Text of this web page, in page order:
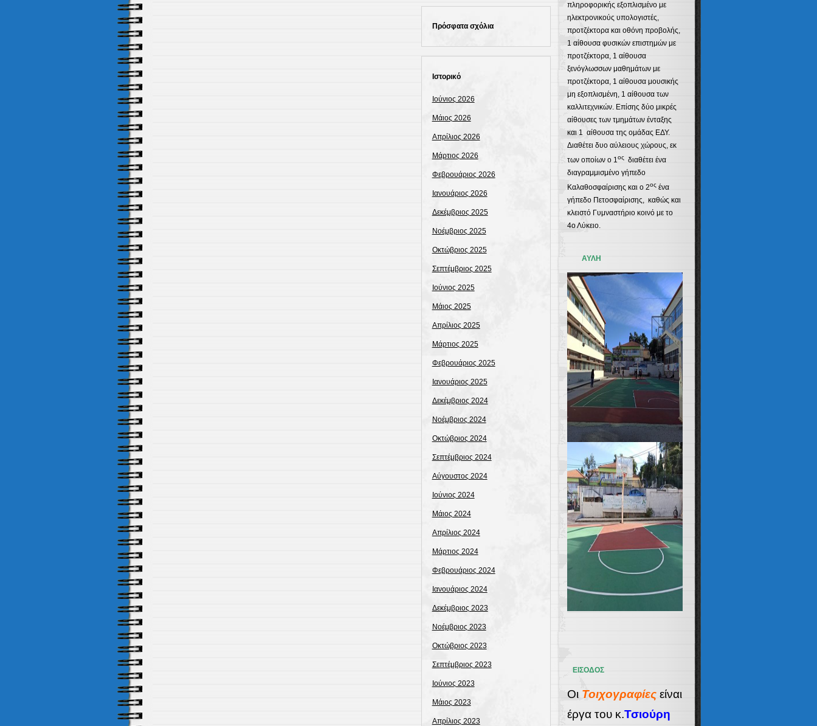
Πρόσφατα σχόλια
Ιστορικό
Ιούνιος 2026
Μάιος 2026
Απρίλιος 2026
Μάρτιος 2026
Φεβρουάριος 2026
Ιανουάριος 2026
Δεκέμβριος 2025
Νοέμβριος 2025
Οκτώβριος 2025
Σεπτέμβριος 2025
Ιούνιος 2025
Μάιος 2025
Απρίλιος 2025
Μάρτιος 2025
Φεβρουάριος 2025
Ιανουάριος 2025
Δεκέμβριος 2024
Νοέμβριος 2024
Οκτώβριος 2024
Σεπτέμβριος 2024
Αύγουστος 2024
Ιούνιος 2024
Μάιος 2024
Απρίλιος 2024
Μάρτιος 2024
Φεβρουάριος 2024
Ιανουάριος 2024
Δεκέμβριος 2023
Νοέμβριος 2023
Οκτώβριος 2023
Σεπτέμβριος 2023
Ιούνιος 2023
Μάιος 2023
Απρίλιος 2023
πληροφορικής εξοπλισμένο με
ηλεκτρονικούς υπολογιστές,
προτζέκτορα και οθόνη προβολής,
1 αίθουσα φυσικών επιστημών με
προτζέκτορα, 1 αίθουσα
ξενόγλωσσων μαθημάτων με
προτζέκτορα, 1 αίθουσα μουσικής
μη εξοπλισμένη, 1 αίθουσα των
καλλιτεχνικών. Επίσης δύο μικρές
αίθουσες των τμημάτων ένταξης
και 1 αίθουσα της ομάδας ΕΔΥ.
Διαθέτει δυο αύλειους χώρους, εκ
των οποίων ο 1οςδιαθέτει ένα
διαγραμμισμένο γήπεδο
Καλαθοσφαίρισης και ο 2οςένα
γήπεδο Πετοσφαίρισης, καθώς και
κλειστό Γυμναστήριο κοινό με το
4ο Λύκειο.
ΑΥΛΗ
ΕΙΣΟΔΟΣ
ΟιΤοιχογραφίεςείναι
έργα του κ.Τσιούρη